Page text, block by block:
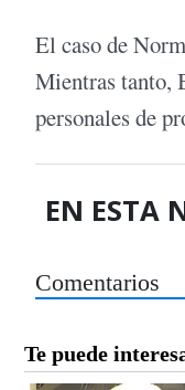
El caso de
Mientras tanto,
personales de
EN ESTA
Comentarios